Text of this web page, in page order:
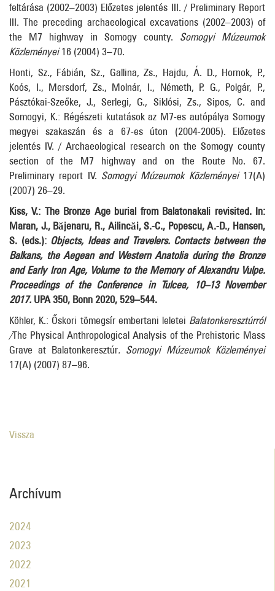
Archívum
2024
2023
2022
2021
feltárása (2002–2003) Előzetes jelentés III. / Preliminary Report
III. The preceding archaeological excavations (2002–2003) of
the M7 highway in Somogy county.
Somogyi Múzeumok
Közleményei16 (2004) 3–70.
Honti, Sz., Fábián, Sz., Gallina, Zs., Hajdu, Á. D., Hornok, P.,
Koós, I., Mersdorf, Zs., Molnár, I., Németh, P. G., Polgár, P.,
Pásztókai-Szeőke, J., Serlegi, G., Siklósi, Zs., Sipos, C. and
Somogyi, K.: Régészeti kutatások az M7-es autópálya Somogy
megyei szakaszán és a 67-es úton (2004-2005). Előzetes
jelentés IV. / Archaeological research on the Somogy county
section of the M7 highway and on the Route No. 67.
Preliminary report IV.
Somogyi Múzeumok Közleményei17(A)
(2007) 26–29.
Kiss, V.: The Bronze Age burial from Balatonakali revisited. In:
Maran, J., Băjenaru, R., Ailincăi, S.-C., Popescu, A.-D., Hansen,
S. (eds.):
Objects, Ideas and Travelers. Contacts between the
Balkans, the Aegean and Western Anatolia during the Bronze
and Early Iron Age, Volume to the Memory of Alexandru Vulpe.
Proceedings of the Conference in Tulcea, 10–13 November
2017. UPA 350, Bonn 2020, 529–544.
Köhler, K.: Őskori tömegsír embertani leletei
Balatonkeresztúrról
/The Physical Anthropological Analysis of the Prehistoric Mass
Grave at Balatonkeresztúr
Somogyi Múzeumok Közleményei
17(A) (2007) 87–96.
Vissza